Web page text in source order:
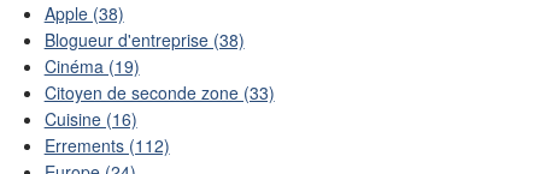
Apple (38)
Blogueur d'entreprise (38)
Cinéma (19)
Citoyen de seconde zone (33)
Cuisine (16)
Errements (112)